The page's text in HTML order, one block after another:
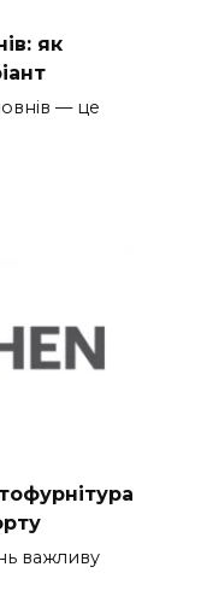
як
— це
важливу